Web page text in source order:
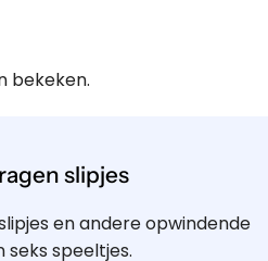
bekeken.
slipjes
en andere opwindende
seks speeltjes.